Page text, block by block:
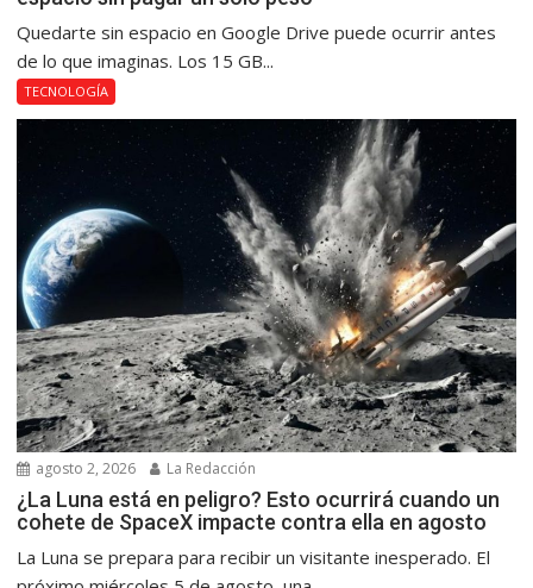
Quedarte sin espacio en Google Drive puede ocurrir antes
de lo que imaginas. Los 15 GB...
TECNOLOGÍA
agosto 2, 2026 La Redacción
¿La Luna está en peligro? Esto ocurrirá cuando un
cohete de SpaceX impacte contra ella en agosto
La Luna se prepara para recibir un visitante inesperado. El